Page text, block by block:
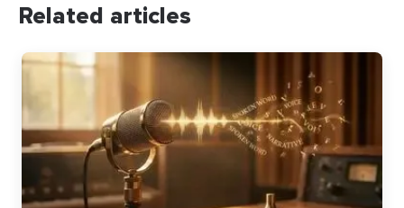
Related articles